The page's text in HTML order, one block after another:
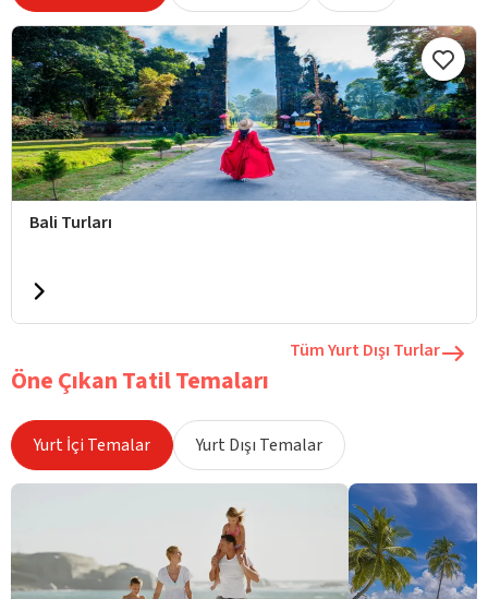
Bali Turları
Tüm Yurt Dışı Turlar
Öne Çıkan Tatil Temaları
Yurt İçi Temalar Yurt Dışı Temalar